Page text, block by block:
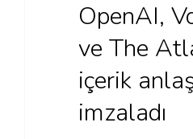
OpenAI,
ve The
içerik
imzaladı